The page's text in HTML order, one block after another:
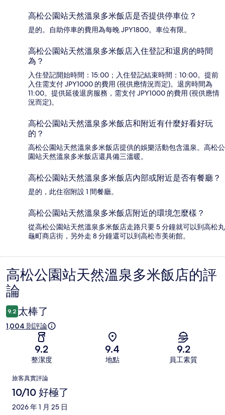
高松公園站天然溫泉多米飯店是否提供停車位？
是的。自助停車的費用為每晚 JPY1800。車位有限。
高松公園站天然溫泉多米飯店入住登記和退房的時間
為？
入住登記開始時間：15:00；入住登記結束時間：10:00。提前
入住需支付 JPY1000 的費用 (視供應情況而定)。退房時間為
11:00。提供延後退房服務，需支付 JPY1000 的費用 (視供應情
況而定)。
高松公園站天然溫泉多米飯店和附近有什麼好看好玩
的？
高松公園站天然溫泉多米飯店提供的娛樂活動包含溫泉。高松公
園站天然溫泉多米飯店還具備三溫暖。
高松公園站天然溫泉多米飯店內部或附近是否有餐廳？
是的，此住宿附設 1 間餐廳。
高松公園站天然溫泉多米飯店附近的環境怎麼樣？
從高松公園站天然溫泉多米飯店走路只要 5 分鐘就可以到高松丸
龜町商店街，另外走 8 分鐘還可以到高松市美術館。
評
論
高松公園站天然溫泉多米飯店的評
論
9.2 太棒了
1,004 則評論
9.2
整潔度
9.4
地點
9.2
員工素質
評
論
旅客真實評論
10/10 好極了
2026 年 1 月 25 日